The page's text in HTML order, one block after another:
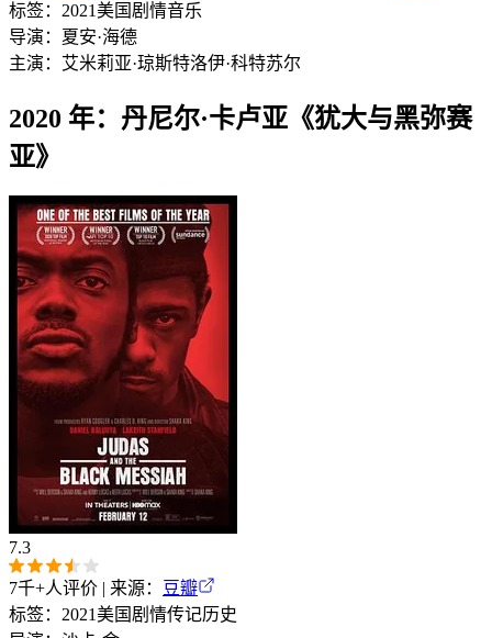
标签： 2021美国 剧情音乐
导演： 夏安·海德
主演： 艾米莉亚·琼斯特洛伊·科特苏尔
2020 年：丹尼尔·卡卢亚《犹大与黑弥赛
亚》
7.3
7千+人评价 | 来源：
豆瓣
标签： 2021美国 剧情传记历史